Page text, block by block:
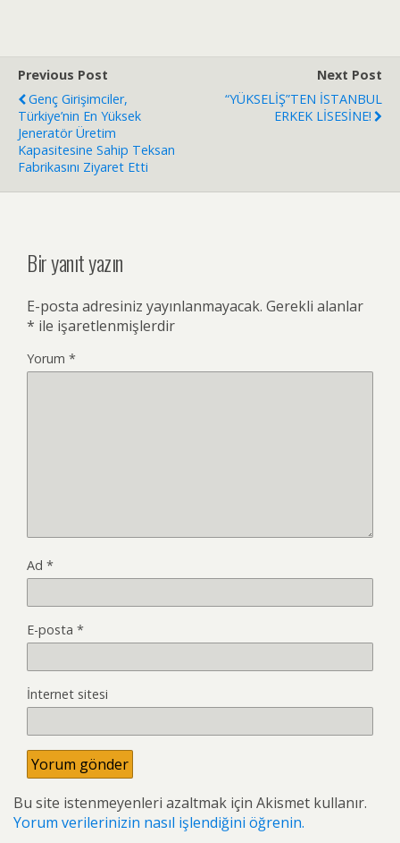
Previous Post
Genç Girişimciler,
Türkiye’nin En Yüksek
Jeneratör Üretim
Kapasitesine Sahip Teksan
Fabrikasını Ziyaret Etti
Next Post
“YÜKSELİŞ”TEN İSTANBUL
ERKEK LİSESİNE!
Bir yanıt yazın
E-posta adresiniz yayınlanmayacak. Gerekli alanlar
* ile işaretlenmişlerdir
Yorum *
Ad *
E-posta *
İnternet sitesi
Bu site istenmeyenleri azaltmak için Akismet kullanır.
Yorum verilerinizin nasıl işlendiğini öğrenin.